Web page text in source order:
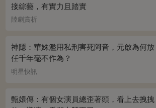
接綜藝，有實力且踏實
陸劇賞析
神隱：華姝濫用私刑害死阿音，元啟為何放
任千年毫不作為？
明星快訊
甄嬛傳：有個女演員總歪著頭，看上去拽拽